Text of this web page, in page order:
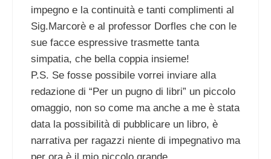
impegno e la continuità e tanti complimenti al
Sig.Marcorè e al professor Dorfles che con le
sue facce espressive trasmette tanta
simpatia, che bella coppia insieme!
P.S. Se fosse possibile vorrei inviare alla
redazione di “Per un pugno di libri” un piccolo
omaggio, non so come ma anche a me è stata
data la possibilità di pubblicare un libro, è
narrativa per ragazzi niente di impegnativo ma